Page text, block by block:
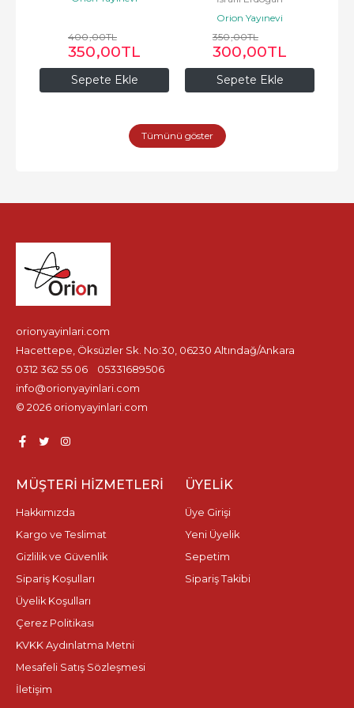
Sepete Ekle
400,00TL
350,00TL
Sepete Ekle
Orion Yayınevi
350,00TL
300,00TL
Tümünü göster
orionyayinlari.com
Hacettepe, Öksüzler Sk. No:30, 06230 Altındağ/Ankara
0312 362 55 06
05331689506
info@orionyayinlari.com
© 2026 orionyayinlari.com
MÜŞTERI HIZMETLERI
Hakkımızda
Kargo ve Teslimat
Gizlilik ve Güvenlik
Sipariş Koşulları
Üyelik Koşulları
Çerez Politikası
KVKK Aydınlatma Metni
Mesafeli Satış Sözleşmesi
İletişim
ÜYELIK
Üye Girişi
Yeni Üyelik
Sepetim
Sipariş Takibi